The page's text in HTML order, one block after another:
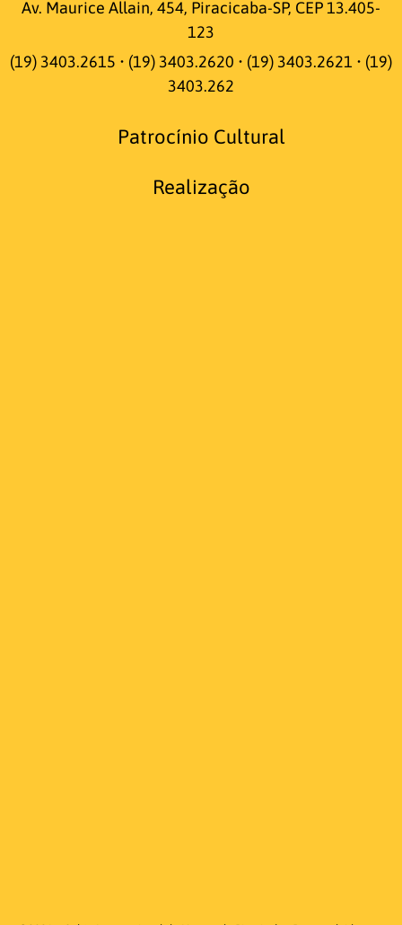
Av. Maurice Allain, 454, Piracicaba-SP, CEP 13.405-
123
(19) 3403.2615 • (19) 3403.2620 • (19) 3403.2621 • (19)
3403.262
Patrocínio Cultural
Realização